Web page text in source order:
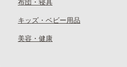
布団・寝具
キッズ・ベビー用品
美容・健康